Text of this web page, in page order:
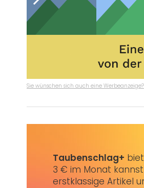
Sie wünschen sich auch eine Werbeanzeige?
Taubenschlag+
3 € im Monat
erstklassige Artikel